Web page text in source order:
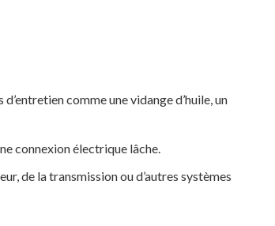
comme une vidange d’huile, un
connexion électrique lâche.
de la transmission ou d’autres systèmes